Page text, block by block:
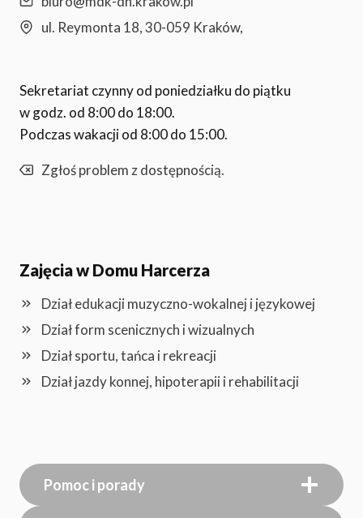
ul. Reymonta 18, 30-059 Kraków,
Sekretariat czynny od poniedziałku do piątku
w godz. od 8:00 do 18:00.
Podczas wakacji od 8:00 do 15:00.
Zgłoś problem z dostępnością.
Zajęcia w Domu Harcerza
Dział edukacji muzyczno-wokalnej i językowej
Dział form scenicznych i wizualnych
Dział sportu, tańca i rekreacji
Dział jazdy konnej, hipoterapii i rehabilitacji
Pomoc i porady